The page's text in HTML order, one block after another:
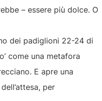
– essere più dolce. O
dei padiglioni 22-24 di
come una metafora
E apre una
per